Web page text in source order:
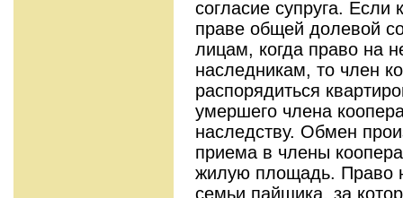
согласие супруга. Если
праве общей долевой
лицам, когда право на
наследникам, то член
распорядиться
умершего члена
наследству. Обмен
приема в члены
жилую площадь. Право
семьи пайщика, за